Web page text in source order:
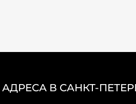
АДРЕСА В САНКТ-